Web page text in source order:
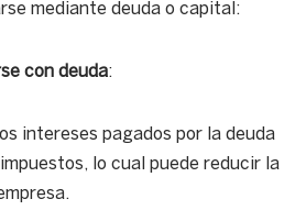
mediante deuda o capital:
con deuda:
intereses pagados por la deuda
lo cual puede reducir la